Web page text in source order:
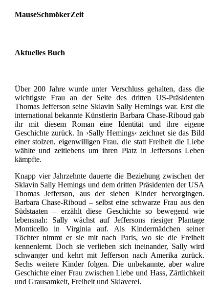
MauseSchmökerZeit
Aktuelles Buch
Über 200 Jahre wurde unter Verschluss gehalten, dass die
wichtigste Frau an der Seite des dritten US-Präsidenten
Thomas Jefferson seine Sklavin Sally Hemings war. Erst die
international bekannte Künstlerin Barbara Chase-Riboud gab
ihr mit diesem Roman eine Identität und ihre eigene
Geschichte zurück. In ›Sally Hemings‹ zeichnet sie das Bild
einer stolzen, eigenwilligen Frau, die statt Freiheit die Liebe
wählte und zeitlebens um ihren Platz in Jeffersons Leben
kämpfte.
Knapp vier Jahrzehnte dauerte die Beziehung zwischen der
Sklavin Sally Hemings und dem dritten Präsidenten der USA
Thomas Jefferson, aus der sieben Kinder hervorgingen.
Barbara Chase-Riboud – selbst eine schwarze Frau aus den
Südstaaten – erzählt diese Geschichte so bewegend wie
lebensnah: Sally wächst auf Jeffersons riesiger Plantage
Monticello in Virginia auf. Als Kindermädchen seiner
Töchter nimmt er sie mit nach Paris, wo sie die Freiheit
kennenlernt. Doch sie verlieben sich ineinander, Sally wird
schwanger und kehrt mit Jefferson nach Amerika zurück.
Sechs weitere Kinder folgen. Die unbekannte, aber wahre
Geschichte einer Frau zwischen Liebe und Hass, Zärtlichkeit
und Grausamkeit, Freiheit und Sklaverei.